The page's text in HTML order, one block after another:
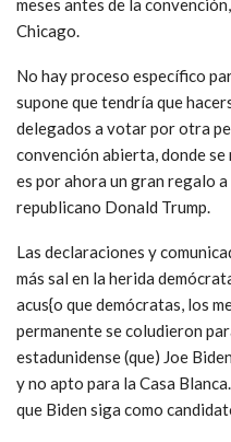
meses antes de la
Chicago.
No hay proceso específico
supone que tendría que
delegados a votar por otra
convención abierta, donde
es por ahora un gran regalo
republicano Donald Trump.
Las declaraciones y
más sal en la herida
acus{o que demócratas, los
permanente se coludieron
estadunidense (que) Joe
y no apto para la Casa
que Biden siga como